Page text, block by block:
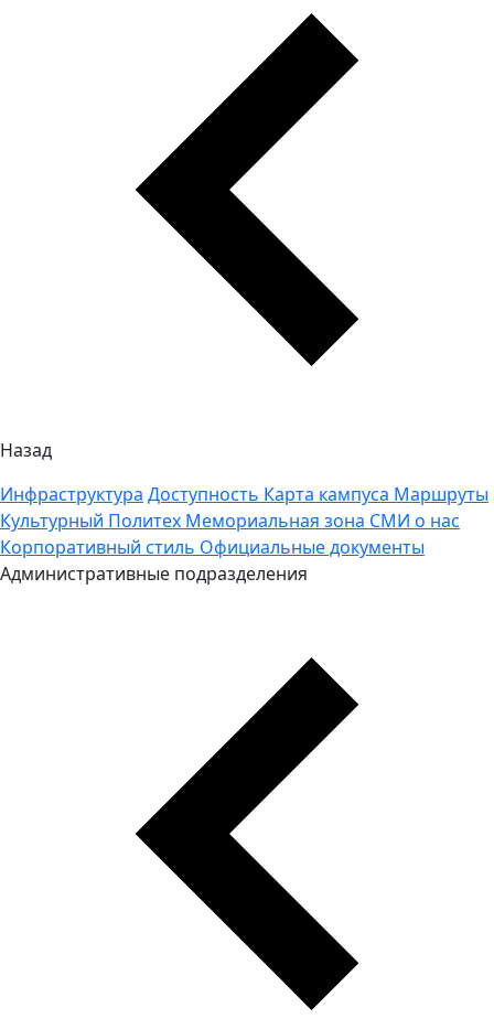
Назад
Инфраструктура Доступность Карта кампуса Маршруты
Культурный Политех Мемориальная зона СМИ о нас
Корпоративный стиль Официальные документы
Административные подразделения